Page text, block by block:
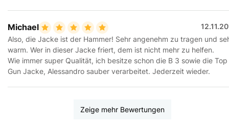
Michael
Also, die Jacke ist der Hammer! Sehr angenehm zu tragen und
warm. Wer in dieser Jacke friert, dem ist nicht mehr zu helfen.
Wie immer super Qualität, ich besitze schon die B 3 sowie die Top
Gun Jacke, Alessandro sauber verarbeitet. Jederzeit wieder.
Zeige mehr Bewertungen